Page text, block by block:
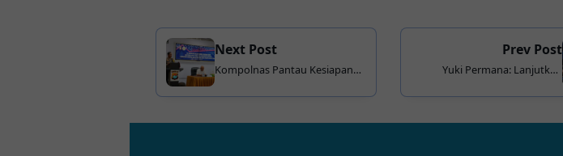
Next Post
Kompolnas Pantau Kesiapan
2024
Prev Post
Yuki Permana: Lanjutkan